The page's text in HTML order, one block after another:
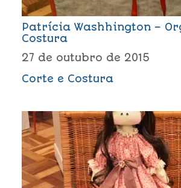
Patrícia Washhington –
Costura
27 de outubro de 2015
Corte e Costura